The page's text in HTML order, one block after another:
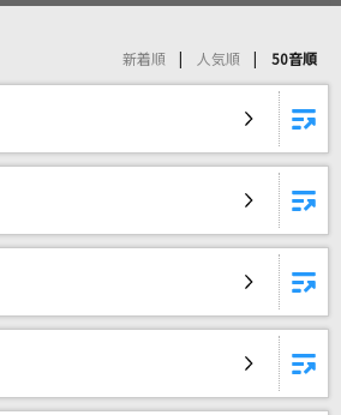
ムで歌われている曲の一覧
新着順 人気順 50音順